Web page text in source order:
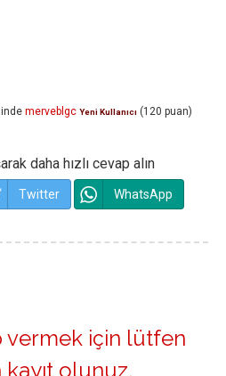
merveblgc Yeni Kullanıcı (120 puan)
daha hızlı cevap alın
Twitter WhatsApp
vermek için lütfen
kayıt olunuz.